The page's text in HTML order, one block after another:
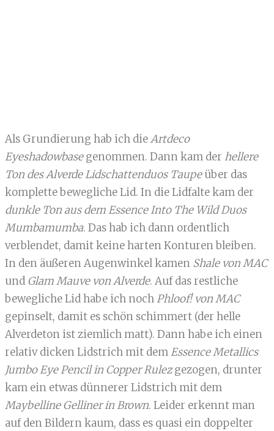
Als Grundierung hab ich dieArtdeco
Eyeshadowbasegenommen. Dann kam der hellere
Ton des Alverde Lidschattenduos Taupeüber das
komplette bewegliche Lid. In die Lidfalte kam der
dunkle Ton aus dem Essence Into The Wild Duos
Mumbamumba. Das hab ich dann ordentlich
verblendet, damit keine harten Konturen bleiben.
In den äußeren Augenwinkel kamen Shale von MAC
und Glam Mauve von Alverde. Auf das restliche
bewegliche Lid habe ich nochPhloof! von MAC
gepinselt, damit es schön schimmert (der helle
Alverdeton ist ziemlich matt). Dann habe ich einen
relativ dicken Lidstrich mit demEssence Metallics
Jumbo Eye Pencil in Copper Rulezgezogen, drunter
kam ein etwas dünnerer Lidstrich mit dem
Maybelline Gelliner in Brown. Leider erkennt man
auf den Bildern kaum, dass es quasi ein doppelter